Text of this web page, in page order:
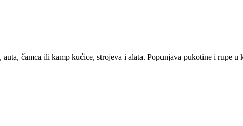
čamca ili kamp kućice, strojeva i alata. Popunjava pukotine i rupe u